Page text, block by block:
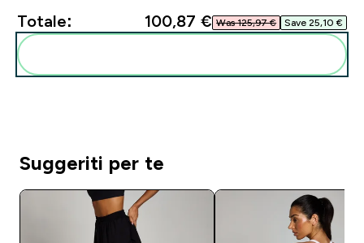
Totale: 100,87 €‎ Was 125,97 €‎ Save 25,10 €‎
Suggeriti per te